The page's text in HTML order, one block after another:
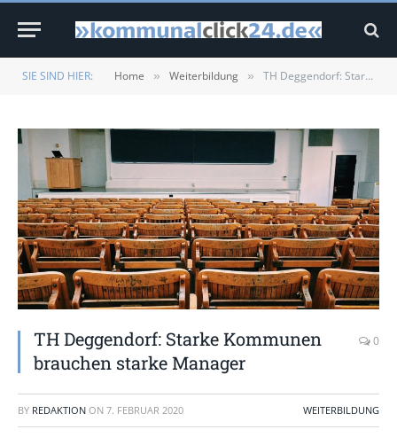
SIE SIND HIER: Home » Weiterbildung » TH Deggendorf: Starke Kommunen brauchen starke Manager
TH Deggendorf: Starke Kommunen
brauchen starke Manager
0
BY REDAKTION ON 7. FEBRUAR 2020 WEITERBILDUNG